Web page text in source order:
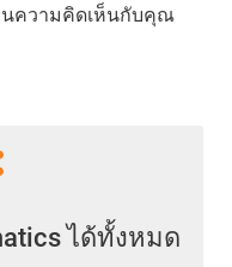
นความคิดเห็นกับคุณ
ได้ทั้งหมด